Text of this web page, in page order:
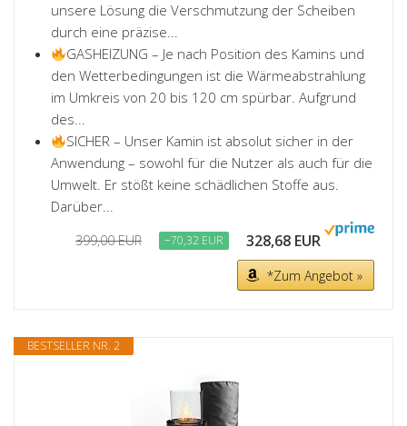
unsere Lösung die Verschmutzung der Scheiben
durch eine präzise...
GASHEIZUNG – Je nach Position des Kamins und
den Wetterbedingungen ist die Wärmeabstrahlung
im Umkreis von 20 bis 120 cm spürbar. Aufgrund
des...
SICHER – Unser Kamin ist absolut sicher in der
Anwendung – sowohl für die Nutzer als auch für die
Umwelt. Er stößt keine schädlichen Stoffe aus.
Darüber...
399,00 EUR −70,32 EUR 328,68 EUR
*Zum Angebot »
BESTSELLER NR. 2